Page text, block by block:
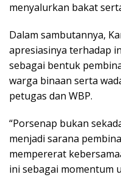
menyalurkan bakat
Dalam sambutannya,
apresiasinya terhadap
sebagai bentuk
warga binaan serta
petugas dan WBP.
“Porsenap bukan
menjadi sarana
mempererat
ini sebagai momentum